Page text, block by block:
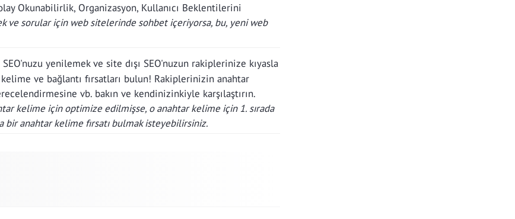
Okunabilirlik, Organizasyon, Kullanıcı Beklentilerini
ve sorular için web sitelerinde sohbet içeriyorsa, bu, yeni web
yenilemek ve site dışı SEO'nuzun rakiplerinize kıyasla
ve bağlantı fırsatları bulun! Rakiplerinizin anahtar
vb. bakın ve kendinizinkiyle karşılaştırın.
kelime için optimize edilmişse, o anahtar kelime için 1. sırada
bir anahtar kelime fırsatı bulmak isteyebilirsiniz.